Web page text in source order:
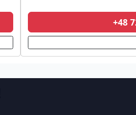
+48